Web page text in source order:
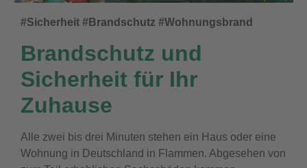
#Sicherheit #Brandschutz #Wohnungsbrand
Brandschutz und
Sicherheit für Ihr
Zuhause
Alle zwei bis drei Minuten stehen ein Haus oder eine
Wohnung in Deutschland in Flammen. Abgesehen von